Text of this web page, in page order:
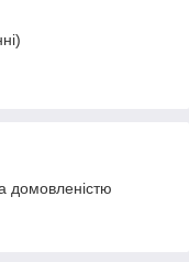
домовленістю